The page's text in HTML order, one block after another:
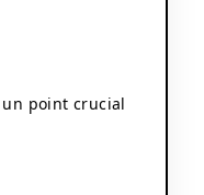
point crucial